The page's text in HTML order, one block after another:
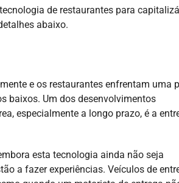
de restaurantes para
abaixo.
e os restaurantes enfrentam uma
baixos. Um dos desenvolvimentos
especialmente a longo prazo, é a
esta tecnologia ainda não seja
a fazer experiências. Veículos de